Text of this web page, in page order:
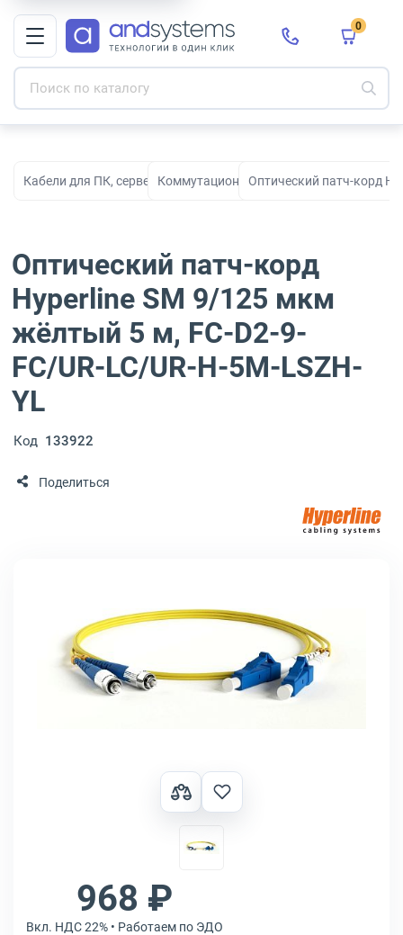
0
Кабели для ПК, серверов, сети, СКС и электропитания
Коммутационные кабелиОптический патч-корд
Оптический патч-корд
Hyperline SM 9/125 мкм
жёлтый 5 м, FC-D2-9-
FC/UR-LC/UR-H-5M-LSZH-
YL
Код 133922
Поделиться
968 ₽
Вкл. НДС 22% • Работаем по ЭДО